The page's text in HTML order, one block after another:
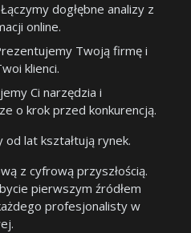
Łączymy dogłębne analizy z
online.
Twoją firmę i
klienci.
Ci narzędzia i
o krok przed konkurencją.
lat kształtują rynek.
z cyfrową przyszłością.
pierwszym źródłem
profesjonalisty w